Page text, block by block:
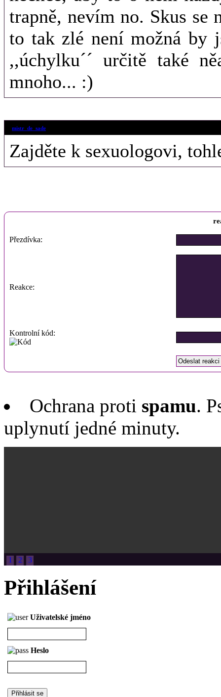
trapně, nevím no. Skus
to tak zlé není možná by
,,úchylku´´ určitě také
mnoho... :)
mistr_de_sade
Zajděte k sexuologovi,
Přezdívka:
Reakce:
Kontrolní kód:
Ochrana proti spamu.
uplynutí jedné minuty.
1 2 3
Přihlášení
Uživatelské jméno
Heslo